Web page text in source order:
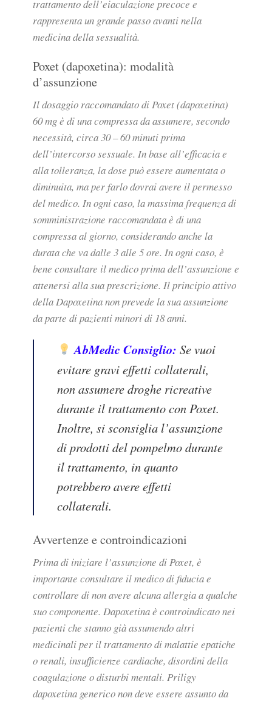
trattamento dell’eiaculazione precoce e
rappresenta un grande passo avanti nella
medicina della sessualità.
Poxet (dapoxetina): modalità
d’assunzione
Il dosaggio raccomandato di Poxet (dapoxetina)
60 mg è di una compressa da assumere, secondo
necessità, circa 30 – 60 minuti prima
dell’intercorso sessuale. In base all’efficacia e
alla tolleranza, la dose può essere aumentata o
diminuita, ma per farlo dovrai avere il permesso
del medico. In ogni caso, la massima frequenza di
somministrazione raccomandata è di una
compressa al giorno, considerando anche la
durata che va dalle 3 alle 5 ore. In ogni caso, è
bene consultare il medico prima dell’assunzione e
attenersi alla sua prescrizione. Il principio attivo
della Dapoxetina non prevede la sua assunzione
da parte di pazienti minori di 18 anni.
AbMedic Consiglio: Se vuoi
evitare gravi effetti collaterali,
non assumere droghe ricreative
durante il trattamento con Poxet.
Inoltre, si sconsiglia l’assunzione
di prodotti del pompelmo durante
il trattamento, in quanto
potrebbero avere effetti
collaterali.
Avvertenze e controindicazioni
Prima di iniziare l’assunzione di Poxet, è
importante consultare il medico di fiducia e
controllare di non avere alcuna allergia a qualche
suo componente. Dapoxetina è controindicato nei
pazienti che stanno già assumendo altri
medicinali per il trattamento di malattie epatiche
o renali, insufficienze cardiache, disordini della
coagulazione o disturbi mentali. Priligy
dapoxetina generico non deve essere assunto da